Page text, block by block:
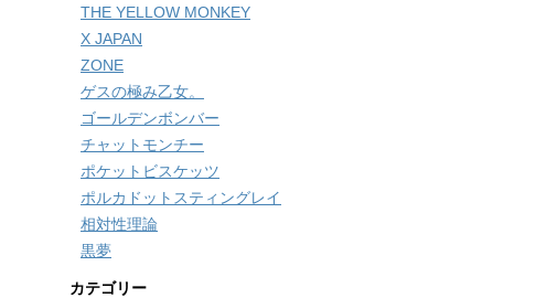
THE YELLOW MONKEY
X JAPAN
ZONE
ゲスの極み乙女。
ゴールデンボンバー
チャットモンチー
ポケットビスケッツ
ポルカドットスティングレイ
相対性理論
黒夢
カテゴリー